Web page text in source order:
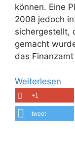
können. Eine
2008 jedoch
sichergestellt,
gemacht
das
Weiterlesen
+1
tweet